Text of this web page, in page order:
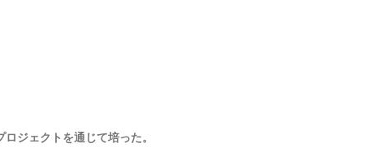
ジェクトを通じて培った。